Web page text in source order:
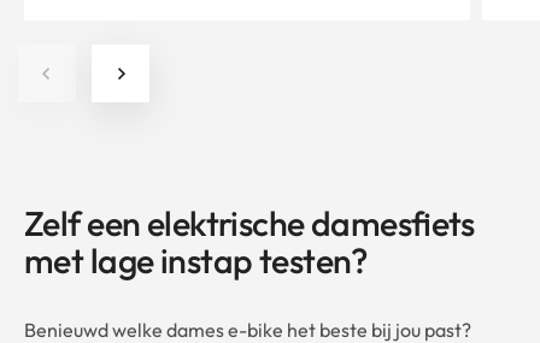
Zelf een elektrische damesfiets
met lage instap testen?
Benieuwd welke dames e-bike het beste bij jou past?